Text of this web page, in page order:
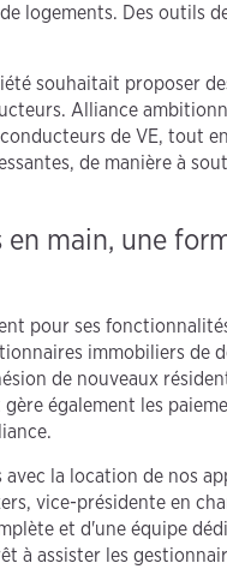
logements. Des outils
souhaitait proposer
Alliance
de VE, tout
de manière à
main, une
pour ses
immobiliers de
de nouveaux
également les
la location de nos
vice-présidente en
et d'une équipe
à assister les